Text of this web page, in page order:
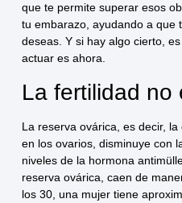
que te permite superar esos
tu embarazo, ayudando a que
deseas. Y si hay algo cierto,
actuar es ahora.
La fertilidad no
La reserva ovárica, es decir,
en los ovarios, disminuye con
niveles de la hormona
reserva ovárica, caen de
los 30, una mujer tiene